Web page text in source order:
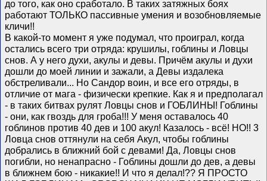
до того, как оно сработало. В таких затяжных боях
работают ТОЛЬКО пассивные умения и возобновляемые
кличи!!
В какой-то момент я уже подумал, что проиграл, когда
остались всего три отряда: крушилы, гоблины и Ловцы
снов. А у него духи, акулы и девы. Причём акулы и духи
дошли до моей линии и зажали, а Девы издалека
обстреливали... Но Сандор воин, и все его отряды, в
отличие от мага - физически крепкие. Как я и предполагал
- в таких битвах рулят Ловцы снов и ГОБЛИНЫ! Гоблины
- они, как гвоздь для гроба!!! У меня оставалось 40
гоблинов против 40 дев и 100 акул! Казалось - всё! НО!! 3
Ловца снов оттянули на себя Акул, чтобы гоблины
добрались в ближний бой с девами! Да, Ловцы снов
погибли, но ненапрасно - Гоблины дошли до дев, а девы
в ближнем бою - никакие!! И что я делал!?? Я ПРОСТО